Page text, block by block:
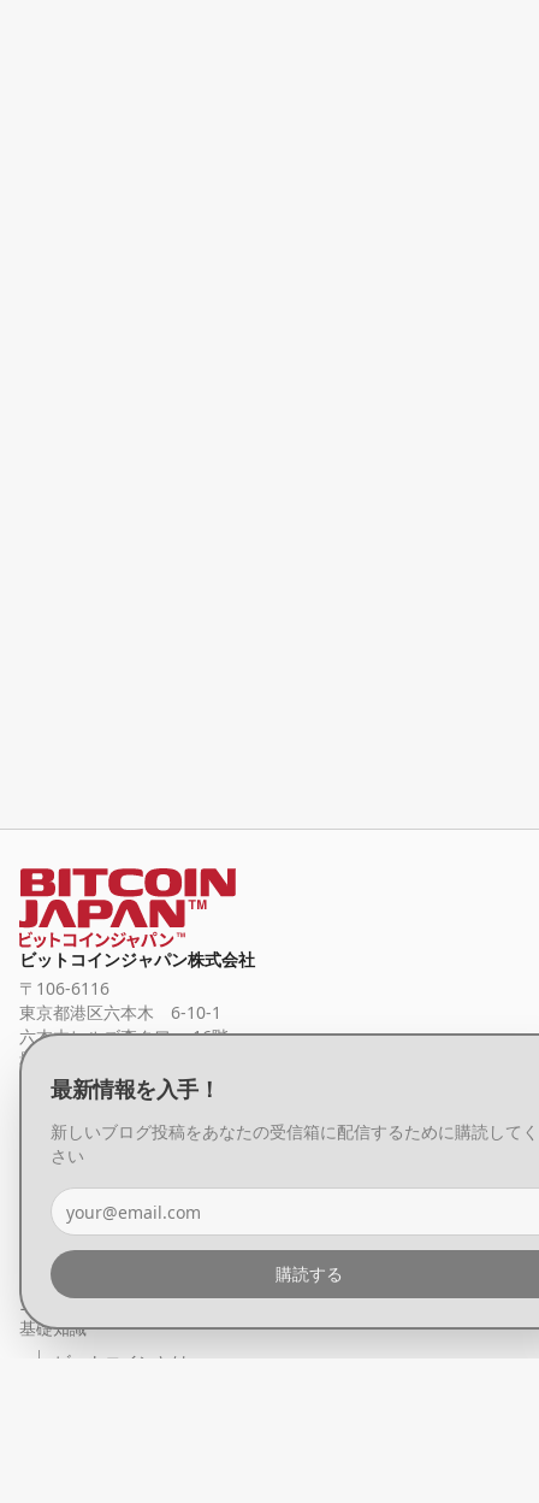
最新情報を入手！
新しいブログ投稿をあなたの受信箱に配信するために購読して
さい
購読する
ビットコインジャパン株式会社
〒106-6116
東京都港区六本木 6-10-1
六本木ヒルズ森タワー 16階
最新情報を受け取る
会社概要
プライバシーポリシー
特定商取引に基づく表記
お問い合わせ
ニュース
基礎知識
ビットコインとは